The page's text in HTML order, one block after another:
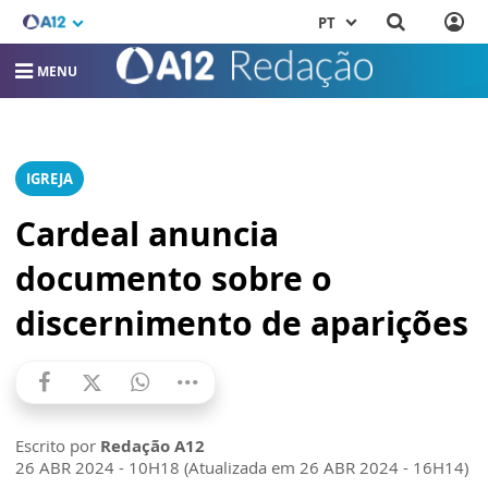
PT
MENU
IGREJA
Cardeal anuncia
documento sobre o
discernimento de aparições
Escrito por Redação A12
26 ABR 2024 - 10H18 (Atualizada em 26 ABR 2024 - 16H14)